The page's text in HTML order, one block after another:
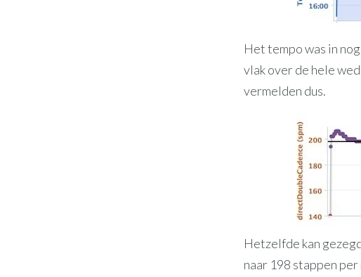
Het tempo was in
vlak over de hele
vermelden dus.
Hetzelfde kan
naar 198 stappen